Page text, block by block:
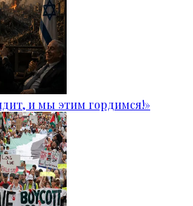
и мы этим гордимся!»